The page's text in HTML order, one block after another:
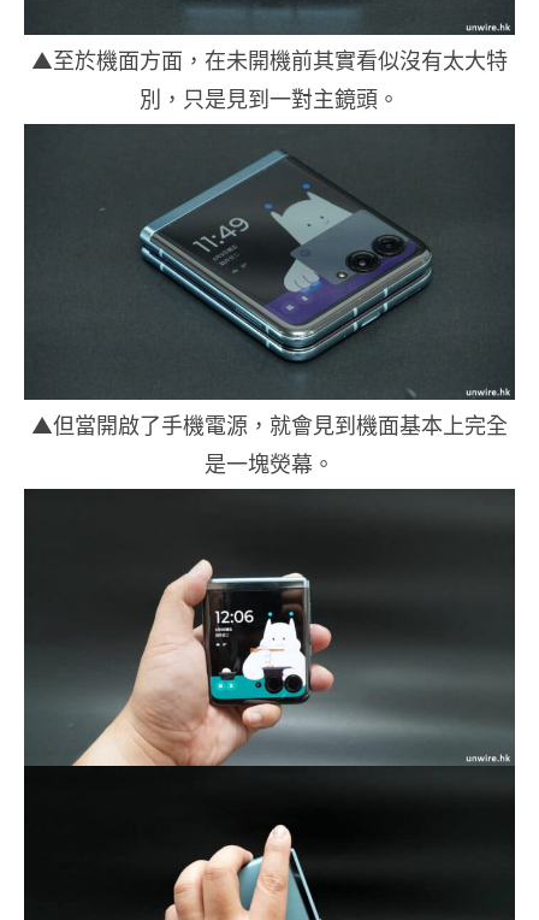
▲至於機面方面，在未開機前其實看似沒有太大特
別，只是見到一對主鏡頭。
▲但當開啟了手機電源，就會見到機面基本上完全
是一塊熒幕。